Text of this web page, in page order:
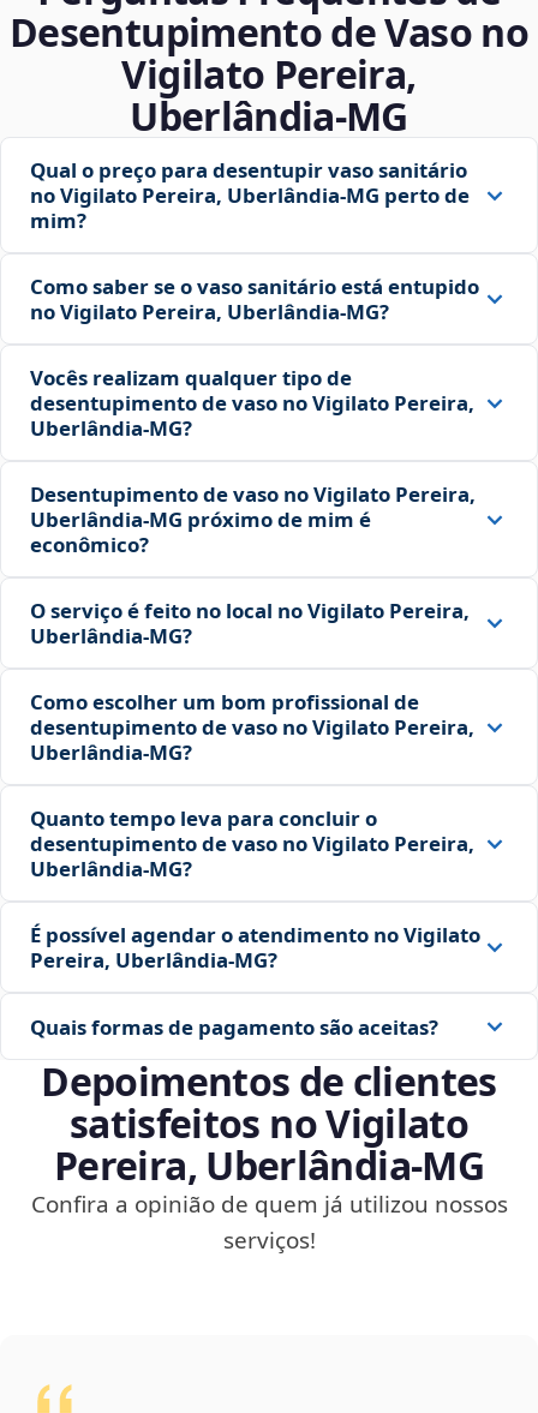
Desentupimento de Vaso no
Vigilato Pereira,
Uberlândia‑MG
Qual o preço para desentupir vaso sanitário
no Vigilato Pereira, Uberlândia‑MG perto de
mim?
Como saber se o vaso sanitário está entupido
no Vigilato Pereira, Uberlândia‑MG?
Vocês realizam qualquer tipo de
desentupimento de vaso no Vigilato Pereira,
Uberlândia‑MG?
Desentupimento de vaso no Vigilato Pereira,
Uberlândia‑MG próximo de mim é
econômico?
O serviço é feito no local no Vigilato Pereira,
Uberlândia‑MG?
Como escolher um bom profissional de
desentupimento de vaso no Vigilato Pereira,
Uberlândia‑MG?
Quanto tempo leva para concluir o
desentupimento de vaso no Vigilato Pereira,
Uberlândia‑MG?
É possível agendar o atendimento no Vigilato
Pereira, Uberlândia‑MG?
Quais formas de pagamento são aceitas?
Depoimentos de clientes
satisfeitos no Vigilato
Pereira, Uberlândia‑MG
Confira a opinião de quem já utilizou nossos
serviços!